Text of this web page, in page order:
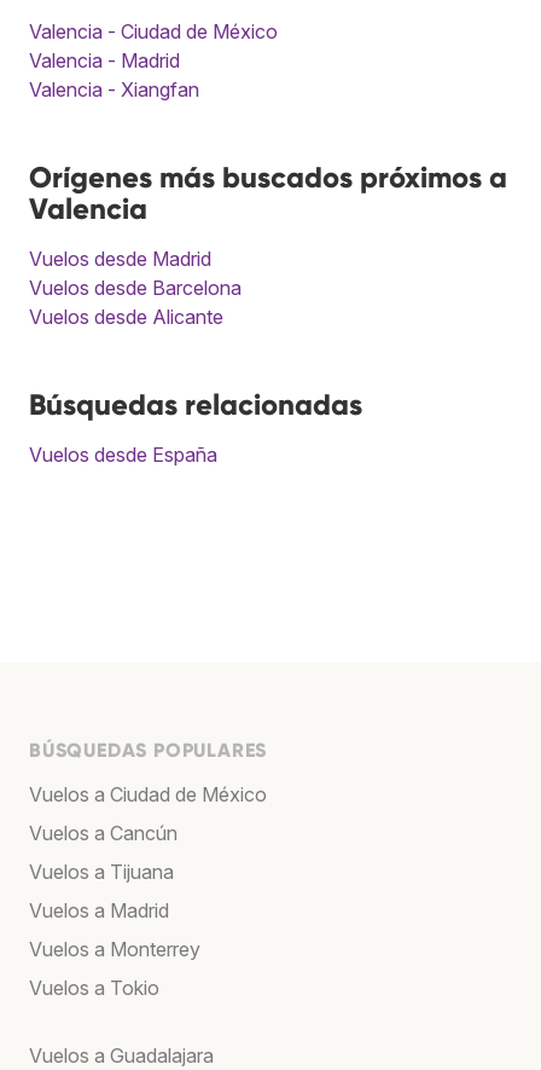
Valencia - Ciudad de México
Valencia - Madrid
Valencia - Xiangfan
Orígenes más buscados próximos a
Valencia
Vuelos desde Madrid
Vuelos desde Barcelona
Vuelos desde Alicante
Búsquedas relacionadas
Vuelos desde España
BÚSQUEDAS POPULARES
Vuelos a Ciudad de México
Vuelos a Cancún
Vuelos a Tijuana
Vuelos a Madrid
Vuelos a Monterrey
Vuelos a Tokio
Vuelos a Guadalajara